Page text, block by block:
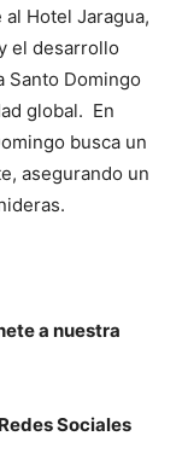
Hotel Jaragua,
el desarrollo
Santo Domingo
global. En
busca un
asegurando un
a nuestra
Sociales